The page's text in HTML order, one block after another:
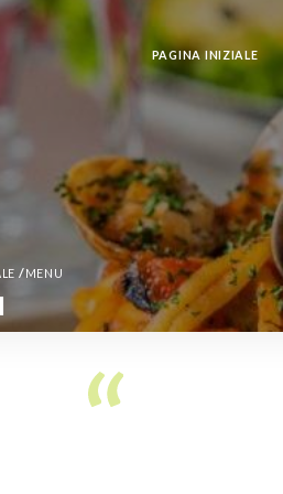
PAGINA INIZIALE
/ MENU